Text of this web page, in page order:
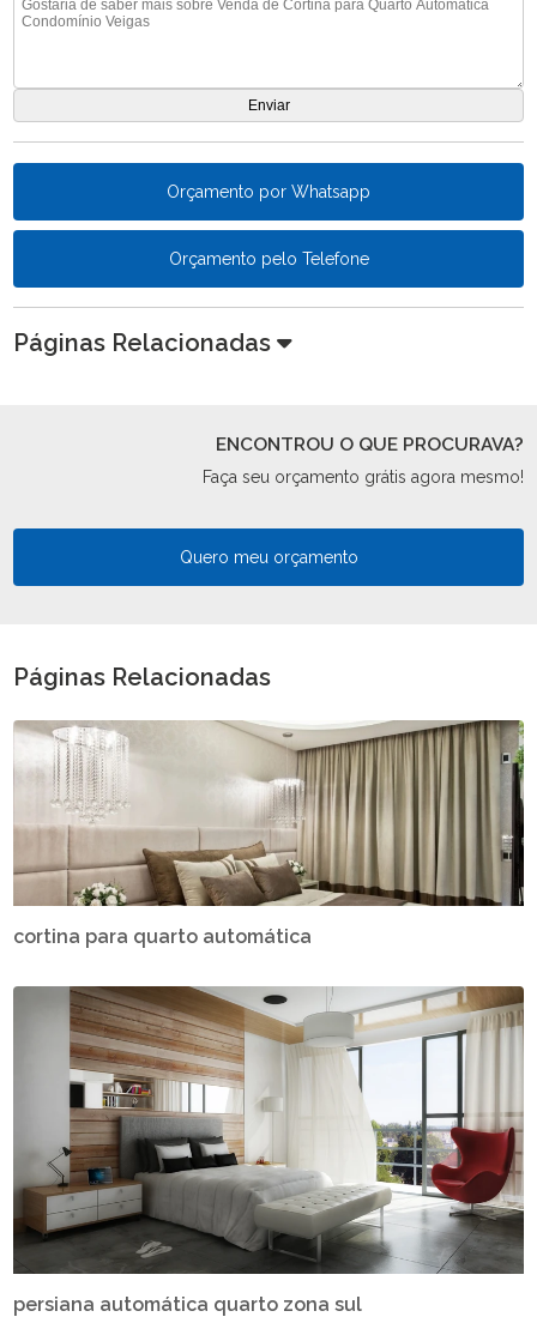
Orçamento por Whatsapp
Orçamento pelo Telefone
Páginas Relacionadas
ENCONTROU O QUE PROCURAVA?
Faça seu orçamento grátis agora mesmo!
Quero meu orçamento
Páginas Relacionadas
cortina para quarto automática
persiana automática quarto zona sul